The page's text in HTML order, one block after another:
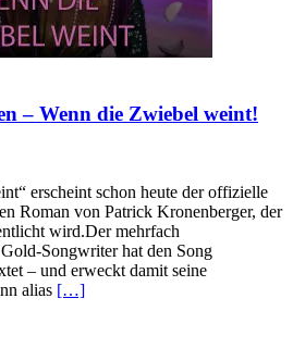
– Wenn die Zwiebel weint!
erscheint schon heute der offizielle
Roman von Patrick Kronenberger, der
wird.Der mehrfach
Songwriter hat den Song
– und erweckt damit seine
alias […]